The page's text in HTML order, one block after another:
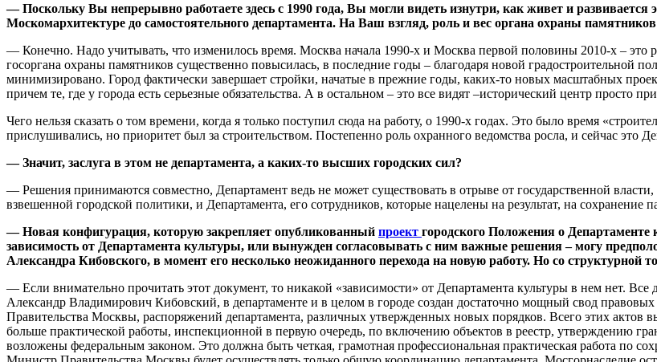
— Поскольку Вы непрерывно работаете здесь с 1990 года, Вы могли видеть изнутри, как живет и развивается
Москомархитектуре до самостоятельного департамента. На Ваш взгляд, роль и вес органа охраны
— Конечно. Надо учитывать, что изменилось время. Москва начала 1990-х и Москва первой половины 2010-х – это
госоргана охраны памятников существенно повысилась, в последние годы – благодаря новой градостроительной
минимизировано. Город фактически завершает стройки, начатые в прежние годы, каких-то новых масштабных
причем те, где у города есть серьезные обязательства. А в остальном – это все видят –исторический центр просто
Чего нельзя сказать о том времени, когда я только поступил сюда на работу, о 1990-х годах. Это было время
прислушивались, но приоритет был за строительством. Постепенно роль охранного ведомства росла, и сейчас
— Значит, заслуга в этом не департамента, а каких-то высших городских сил?
— Решения принимаются совместно, Департамент ведь не может существовать в отрыве от государственной
взвешенной городской политики, и Департамента, его сотрудников, которые нацелены на результат, на сохранение
— Новая конфигурация, которую закрепляет опубликованный проект городского Положения о
зависимость от Департамента культуры, или вынужден согласовывать с ним важные решения – могу
Александра Кибовского, в момент его несколько неожиданного перехода на новую работу. Но со структурной
— Если внимательно прочитать этот документ, то никакой «зависимости» от Департамента культуры в нем нет. Все
Александр Владимирович Кибовский, в департаменте и в целом в городе создан достаточно мощный свод
Правительства Москвы, распоряжений департамента, различных утвержденных новых порядков. Всего этих актов
больше практической работы, инспекционной в первую очередь, по включению объектов в реестр, утверждению
возложены федеральным законом. Это должна быть четкая, грамотная профессиональная практическая работа по